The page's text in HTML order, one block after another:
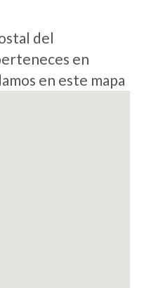
del
en
en este mapa